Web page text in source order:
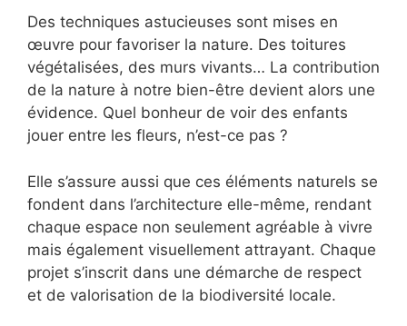
Des techniques astucieuses sont mises en
œuvre pour favoriser la nature. Des toitures
végétalisées, des murs vivants… La contribution
de la nature à notre bien-être devient alors une
évidence. Quel bonheur de voir des enfants
jouer entre les fleurs, n’est-ce pas ?
Elle s’assure aussi que ces éléments naturels se
fondent dans l’architecture elle-même, rendant
chaque espace non seulement agréable à vivre
mais également visuellement attrayant. Chaque
projet s’inscrit dans une démarche de respect
et de valorisation de la biodiversité locale.